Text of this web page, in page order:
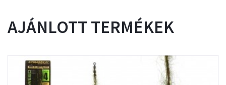
AJÁNLOTT TERMÉKEK